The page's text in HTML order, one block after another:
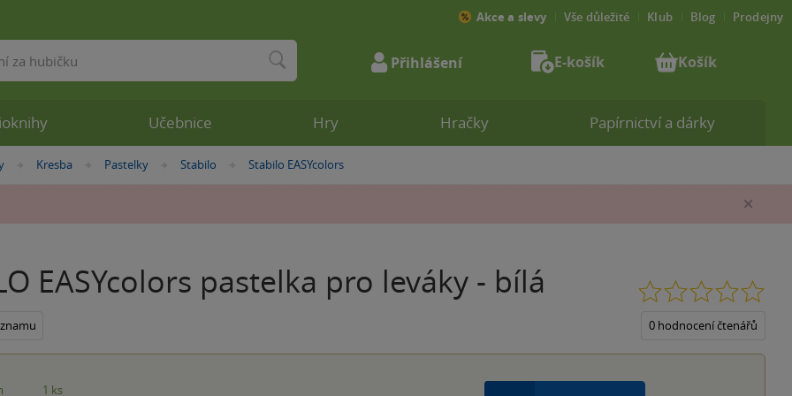
»
Kresba »Pastelky »
Stabilo »
Stabilo EASYcolors
EASYcolors pastelka pro leváky - bílá
0 hodnocení čtenářů
1 ks
Učebnice Hry Hračky Papírnictví a dárky
Akce a slevy Vše důležité Klub Blog Prodejny
Přihlášení E-košík Košík